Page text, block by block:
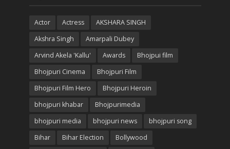
Actor Actress
AKSHARA SINGH
Akshra Singh
Amarpali Dubey
Arvind Akela 'Kallu'
Awards
Bhojpui film
Bhojpuri Cinema
Bhojpuri Film
Bhojpuri Film Hero
Bhojpuri Heroin
bhojpuri khabar
Bhojpurimedia
bhojpuri media
bhojpuri news
bhojpuri song
Bihar
Bihar Election
Bollywood